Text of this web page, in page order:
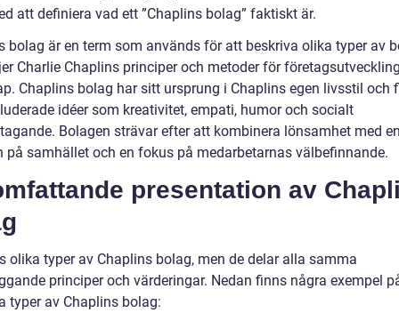
att definiera vad ett ”Chaplins bolag” faktiskt är.
bolag är en term som används för att beskriva olika typer av
Charlie Chaplins principer och metoder för
Chaplins bolag har sitt ursprung i Chaplins egen livsstil och
idéer som kreativitet, empati, humor och socialt
Bolagen strävar efter att kombinera lönsamhet med
på samhället och en fokus på medarbetarnas välbefinnande.
presentation av
olika typer av Chaplins bolag, men de delar alla samma
principer och värderingar. Nedan finns några exempel
typer av Chaplins bolag: